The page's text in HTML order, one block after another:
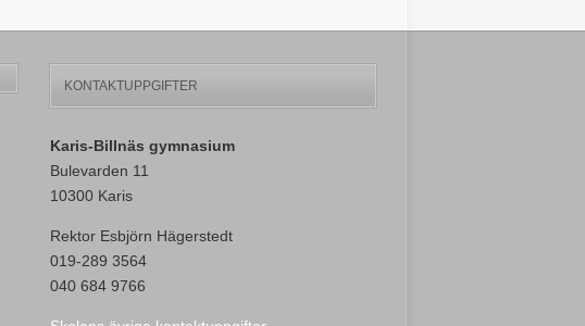
KONTAKTUPPGIFTER
Karis-Billnäs gymnasium
Bulevarden 11
10300 Karis
Rektor Esbjörn Hägerstedt
019-289 3564
040 684 9766